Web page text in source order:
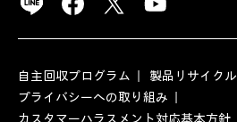
自主回収プログラム
製品リサイクル
プライバシーへの取り組み